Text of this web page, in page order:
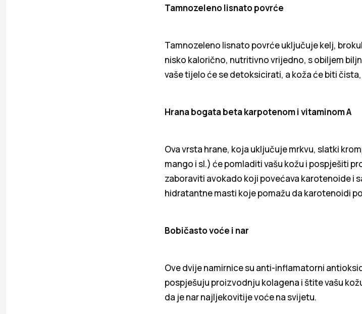
Tamnozeleno lisnato povrće
Tamnozeleno lisnato povrće uključuje kelj,
nisko kalorično, nutritivno vrijedno, s obiljem
vaše tijelo će se detoksicirati, a koža će biti
Hrana bogata beta karpotenom i vitaminom A
Ova vrsta hrane, koja uključuje mrkvu, slatki
mango i sl.) će pomladiti vašu kožu i pospješiti
zaboraviti avokado koji povećava karotenoide i
hidratantne masti koje pomažu da karotenoidi
Bobičasto voće i nar
Ove dvije namirnice su anti-inflamatorni
pospješuju proizvodnju kolagena i štite vašu
da je nar najljekovitije voće na svijetu.